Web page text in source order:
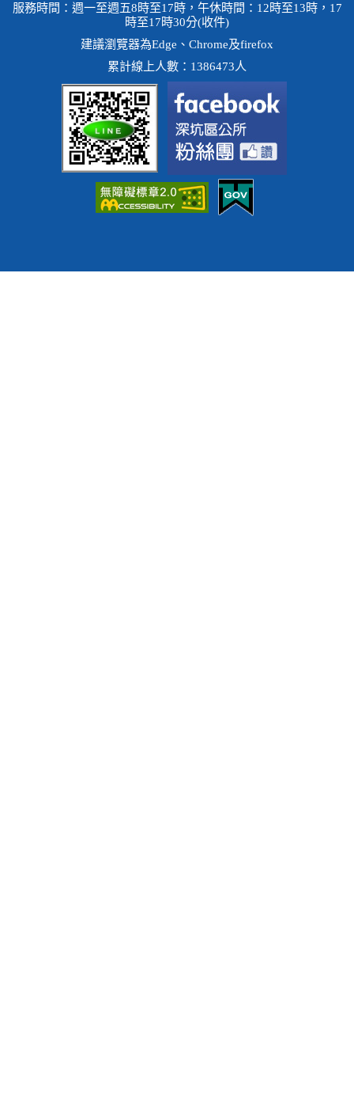
服務時間：週一至週五8時至17時，午休時間：12時至13時，17
時至17時30分(收件)
建議瀏覽器為Edge、Chrome及firefox
累計線上人數：1386473人